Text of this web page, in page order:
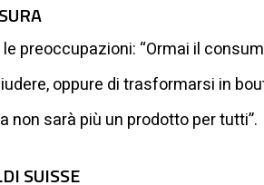
preoccupazioni: “Ormai il
oppure di trasformarsi in
sarà più un prodotto per tutti”.
SUISSE